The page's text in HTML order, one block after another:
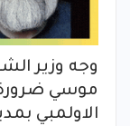
وجه وزير
موسي
الاولمبي